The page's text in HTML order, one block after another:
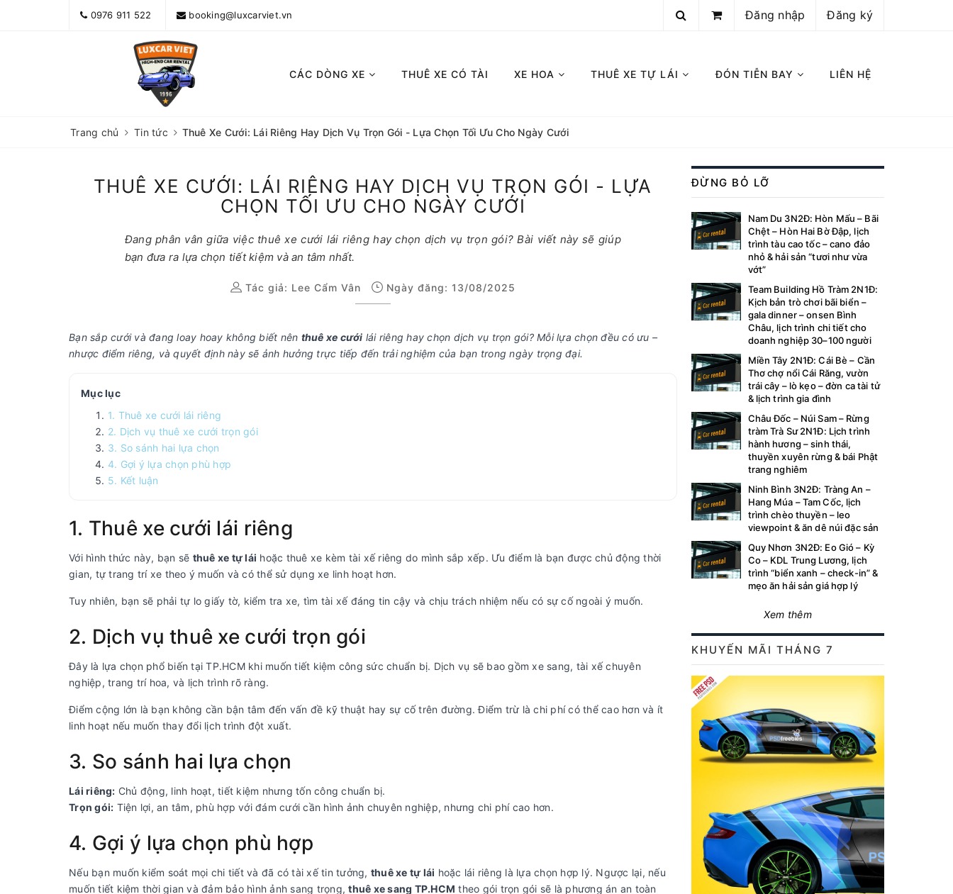
0976 911 522 booking@luxcarviet.vn Đăng ký
Đăng nhập
CÁC DÒNG XE THUÊ XE CÓ TÀI XE HOA THUÊ XE TỰ LÁI ĐÓN TIỄN BAY LIÊN HỆ
Trang chủ Tin tức Thuê Xe Cưới: Lái Riêng Hay Dịch Vụ Trọn Gói - Lựa Chọn Tối Ưu Cho Ngày Cưới
THUÊ XE CƯỚI: LÁI RIÊNG HAY DỊCH VỤ TRỌN GÓI - LỰA
CHỌN TỐI ƯU CHO NGÀY CƯỚI
Đang phân vân giữa việc thuê xe cưới lái riêng hay chọn dịch vụ trọn gói? Bài viết này sẽ giúp
bạn đưa ra lựa chọn tiết kiệm và an tâm nhất.
Tác giả: Lee Cẩm Vân Ngày đăng: 13/08/2025
Bạn sắp cưới và đang loay hoay không biết nên thuê xe cưới lái riêng hay chọn dịch vụ trọn gói? Mỗi lựa chọn đều có ưu –
nhược điểm riêng, và quyết định này sẽ ảnh hưởng trực tiếp đến trải nghiệm của bạn trong ngày trọng đại.
Mục lục
1. Thuê xe cưới lái riêng
2. Dịch vụ thuê xe cưới trọn gói
3. So sánh hai lựa chọn
4. Gợi ý lựa chọn phù hợp
5. Kết luận
1. Thuê xe cưới lái riêng
Với hình thức này, bạn sẽ thuê xe tự lái hoặc thuê xe kèm tài xế riêng do mình sắp xếp. Ưu điểm là bạn được chủ động thời
gian, tự trang trí xe theo ý muốn và có thể sử dụng xe linh hoạt hơn.
Tuy nhiên, bạn sẽ phải tự lo giấy tờ, kiểm tra xe, tìm tài xế đáng tin cậy và chịu trách nhiệm nếu có sự cố ngoài ý muốn.
2. Dịch vụ thuê xe cưới trọn gói
Đây là lựa chọn phổ biến tại TP.HCM khi muốn tiết kiệm công sức chuẩn bị. Dịch vụ sẽ bao gồm xe sang, tài xế chuyên
nghiệp, trang trí hoa, và lịch trình rõ ràng.
Điểm cộng lớn là bạn không cần bận tâm đến vấn đề kỹ thuật hay sự cố trên đường. Điểm trừ là chi phí có thể cao hơn và ít
linh hoạt nếu muốn thay đổi lịch trình đột xuất.
3. So sánh hai lựa chọn
Lái riêng: Chủ động, linh hoạt, tiết kiệm nhưng tốn công chuẩn bị.
Trọn gói: Tiện lợi, an tâm, phù hợp với đám cưới cần hình ảnh chuyên nghiệp, nhưng chi phí cao hơn.
4. Gợi ý lựa chọn phù hợp
Nếu bạn muốn kiểm soát mọi chi tiết và đã có tài xế tin tưởng, thuê xe tự lái hoặc lái riêng là lựa chọn hợp lý. Ngược lại, nếu
muốn tiết kiệm thời gian và đảm bảo hình ảnh sang trọng,thuê xe sang TP.HCM theo gói trọn gói sẽ là phương án an toàn
ĐỪNG BỎ LỠ
Nam Du 3N2Đ: Hòn Mấu – Bãi
Chệt – Hòn Hai Bờ Đập, lịch
trình tàu cao tốc – cano đảo
nhỏ & hải sản “tươi như vừa
vớt”
Team Building Hồ Tràm 2N1Đ:
Kịch bản trò chơi bãi biển –
gala dinner – onsen Bình
Châu, lịch trình chi tiết cho
doanh nghiệp 30–100 người
Miền Tây 2N1Đ: Cái Bè – Cần
Thơ chợ nổi Cái Răng, vườn
trái cây – lò kẹo – đờn ca tài tử
& lịch trình gia đình
Châu Đốc – Núi Sam – Rừng
tràm Trà Sư 2N1Đ: Lịch trình
hành hương – sinh thái,
thuyền xuyên rừng & bái Phật
trang nghiêm
Ninh Bình 3N2Đ: Tràng An –
Hang Múa – Tam Cốc, lịch
trình chèo thuyền – leo
viewpoint & ăn dê núi đặc sản
Quy Nhơn 3N2Đ: Eo Gió – Kỳ
Co – KDL Trung Lương, lịch
trình “biển xanh – check-in” &
mẹo ăn hải sản giá hợp lý
Xem thêm
KHUYẾN MÃI THÁNG 7